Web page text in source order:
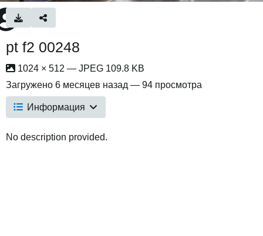
pt f2 00248
1024 × 512 — JPEG 109.8 KB
Загружено 6 месяцев назад — 94 просмотра
Информация
No description provided.